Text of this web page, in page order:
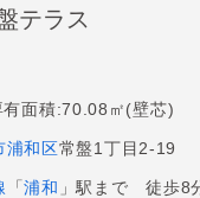
テラス
有面積:70.08㎡(壁芯)
浦和区常盤1丁目2-19
「浦和 」駅まで 徒歩8